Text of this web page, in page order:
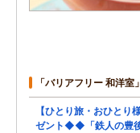
「バリアフリー 和洋
【ひとり旅・おひと
ゼント◆◆「鉄人の豊